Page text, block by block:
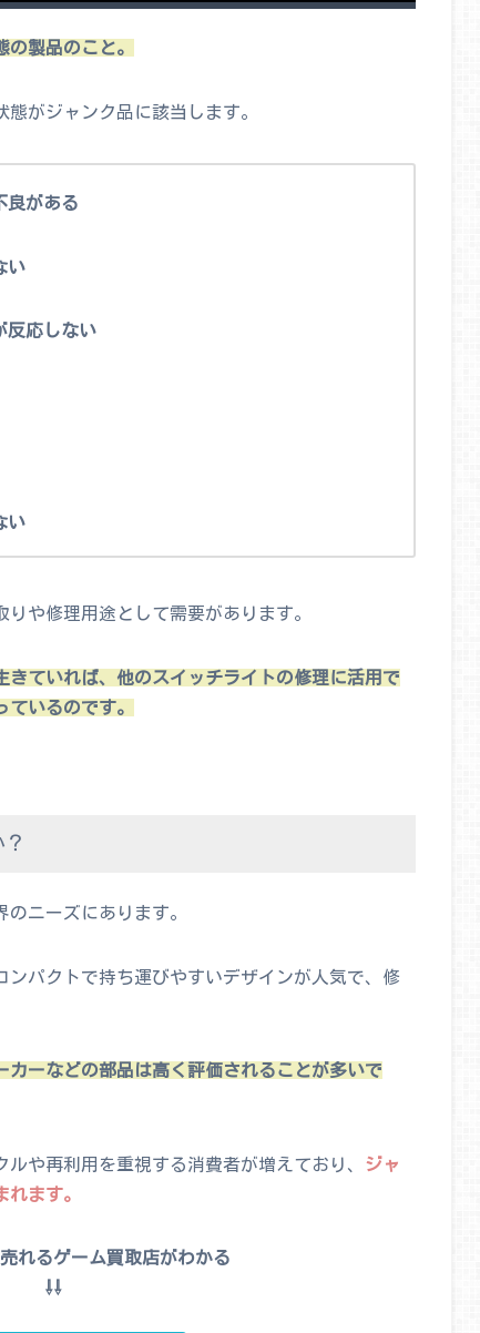
製品のこと。
がジャンク品に該当します。
良がある
い
反応しない
い
や修理用途として需要があります。
ていれば、他のスイッチライトの修理に活用で
いるのです。
ニーズにあります。
ンパクトで持ち運びやすいデザインが人気で、修
ーなどの部品は高く評価されることが多いで
や再利用を重視する消費者が増えており、 ジャ
ます。
れるゲーム買取店がわかる
⇩⇩